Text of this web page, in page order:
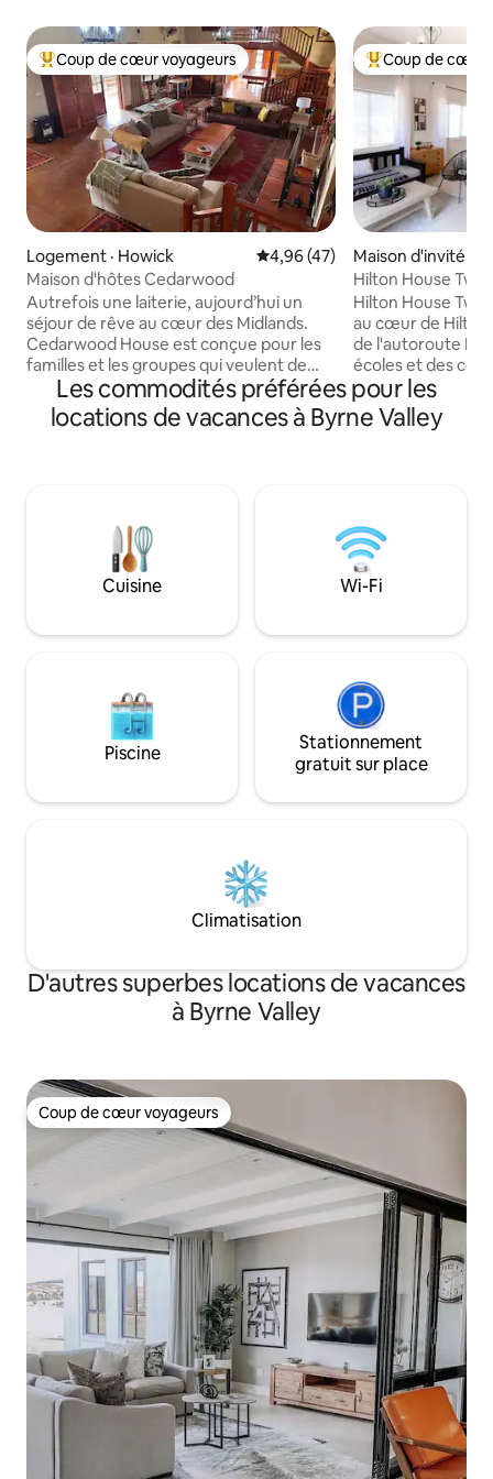
Coup de cœur voyageurs parmi les plus aimés
Coup de cœur voyageurs
Logement · Howick Note moyenne de 4,96 sur 5,
4,96 (47)
Maison d'hôtes Cedarwood
Autrefois une laiterie, aujourd’hui un
séjour de rêve au cœur des Midlands.
Cedarwood House est conçue pour les
familles et les groupes qui veulent de
l’espace pour s’étendre, faire un
barbecue, nager, pêcher et se retrouver
sous un grand ciel et avec une vue
c’est la vie à la campagne avec beaucoup
de place pour les moments en famille,
les rires et les fins de semaine
décontractées. À seulement 7 km de
tarifs en milieu de semaine plus bas pour
Coup de cœur
Coup de cœur
Maison d'invité ·
Hilton House Two
Hilton House
au cœur de
de l'autoroute N3. Il est proche des
écoles et des
locaux. Le chalet a son propre jardin
privé et sa propre
maison principale. La propriété dispose
alimentation de
queen à
simple, une
cuisinette à la mode! Nous
Les commodités préférées pour les
locations de vacances à Byrne Valley
Cuisine Wi-Fi
Piscine
Stationnement
gratuit sur place
Climatisation
D'autres superbes locations de vacances
à Byrne Valley
Coup de cœur voyageurs
Coup de cœur voyageurs